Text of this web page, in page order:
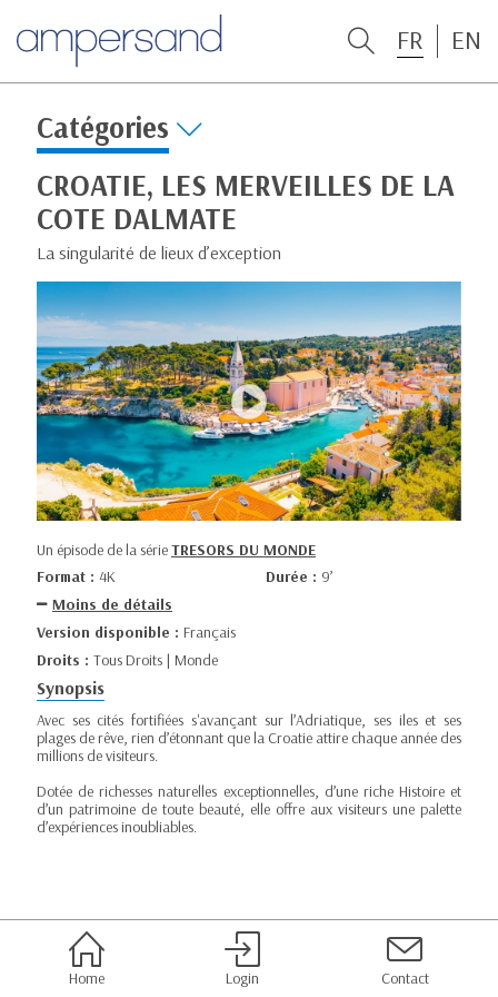
FR EN
Catégories
CROATIE, LES MERVEILLES DE LA
COTE DALMATE
La singularité de lieux d’exception
Un épisode de la sérieTRESORS DU MONDE
Format : 4K Durée : 9’
Moins de détails
Version disponible : Français
Droits : Tous Droits | Monde
Synopsis
Avec ses cités fortifiées s'avançant sur l’Adriatique, ses iles et ses
plages de rêve, rien d’étonnant que la Croatie attire chaque année des
millions de visiteurs.
Dotée de richesses naturelles exceptionnelles, d’une riche Histoire et
d’un patrimoine de toute beauté, elle offre aux visiteurs une palette
d’expériences inoubliables.
Home Login Contact